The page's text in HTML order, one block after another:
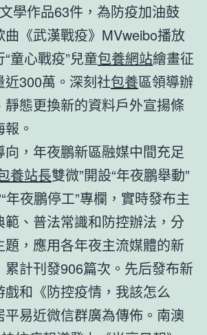
學作品63件，為防疫加油鼓
《武漢戰疫》MVweibo播放
童心戰疫”兒童包養網站繪畫征
300萬。深刻社包養區領導辦
靜態更換新的資料戶外宣揚條
。
，年夜鵬新區融媒中間充足
養站長雙微”開設“年夜鵬舉動”
年夜鵬停工”專欄，實時發布主
範、普法常識和防控辦法，分
題，應用各年夜主流媒體的新
計刊發906篇次。先后發布新
和《防控疫情，我該怎么
易近微信群廣為傳佈。南澳